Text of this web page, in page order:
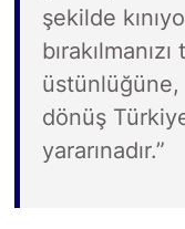
şekilde
dönüş
yararınadır.”